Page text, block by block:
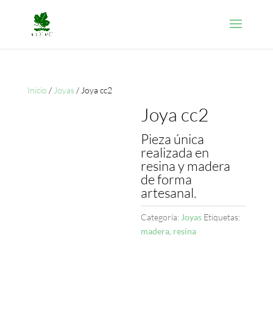
Inicio / Joyas / Joya cc2
Joya cc2
Pieza única
realizada en
resina y madera
de forma
artesanal.
Categoría: Joyas Etiquetas:
madera resina